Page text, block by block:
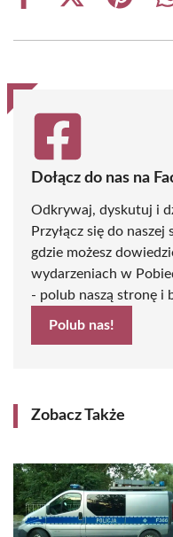
(Twitter)
Dołącz do nas na
Odkrywaj, dyskutuj i
Przyłącz się do naszej
gdzie możesz
wydarzeniach w
- polub naszą stronę i
Polub nas!
Zobacz Także